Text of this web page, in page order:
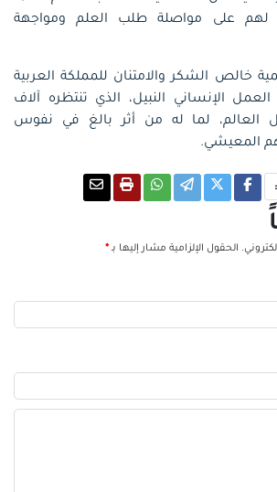
لهم على مواصلة طلب العلم ومواجهة
خالص الشكر والامتنان للمملكة العربية
الإنساني النبيل، الذي تنتظره آلاف
العالم، لما له من أثر بالغ في نفوس
المعيشي.
الحقول الإلزامية مشار إليها بـ *